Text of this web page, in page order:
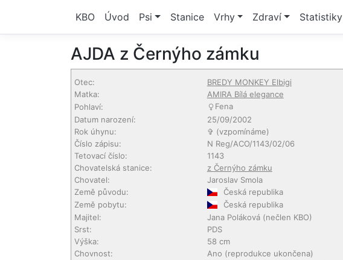
KBO Úvod Psi Stanice Vrhy Zdraví Statistiky
AJDA z Černýho zámku
Otec:
BREDY MONKEY Elbigi
Matka:
AMIRA Bílá elegance
Pohlaví:
Fena
Datum narození:
25/09/2002
Rok úhynu:
✞ (vzpomínáme)
Číslo zápisu:
N Reg/ACO/1143/02/06
Tetovací číslo:
1143
Chovatelská stanice:
z Černýho zámku
Chovatel:
Jaroslav Smola
Země původu:
Česká republika
Země pobytu:
Česká republika
Majitel:
Jana Poláková(nečlen KBO)
Srst:
PDS
Výška:
58 cm
Chovnost:
Ano (reprodukce ukončena)